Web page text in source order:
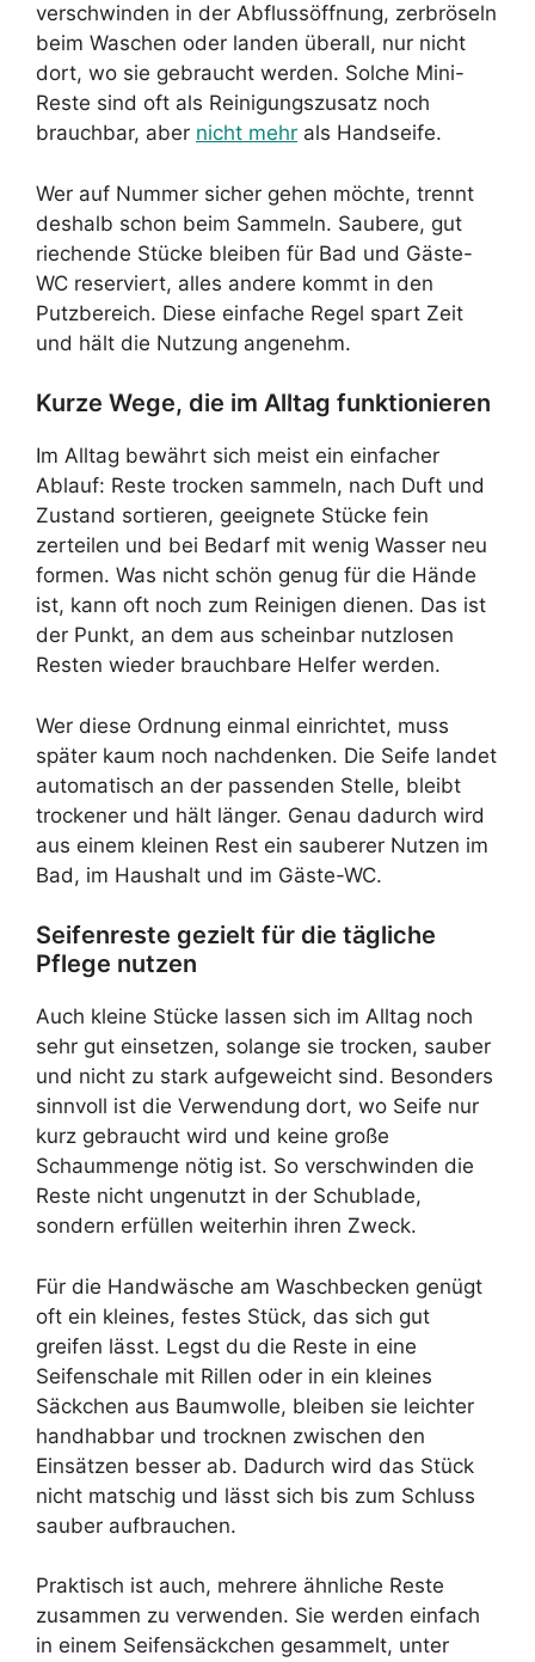
verschwinden in der Abflussöffnung, zerbröseln
beim Waschen oder landen überall, nur nicht
dort, wo sie gebraucht werden. Solche Mini-
Reste sind oft als Reinigungszusatz noch
brauchbar, aber nicht mehr als Handseife.
Wer auf Nummer sicher gehen möchte, trennt
deshalb schon beim Sammeln. Saubere, gut
riechende Stücke bleiben für Bad und Gäste-
WC reserviert, alles andere kommt in den
Putzbereich. Diese einfache Regel spart Zeit
und hält die Nutzung angenehm.
Kurze Wege, die im Alltag funktionieren
Im Alltag bewährt sich meist ein einfacher
Ablauf: Reste trocken sammeln, nach Duft und
Zustand sortieren, geeignete Stücke fein
zerteilen und bei Bedarf mit wenig Wasser neu
formen. Was nicht schön genug für die Hände
ist, kann oft noch zum Reinigen dienen. Das ist
der Punkt, an dem aus scheinbar nutzlosen
Resten wieder brauchbare Helfer werden.
Wer diese Ordnung einmal einrichtet, muss
später kaum noch nachdenken. Die Seife landet
automatisch an der passenden Stelle, bleibt
trockener und hält länger. Genau dadurch wird
aus einem kleinen Rest ein sauberer Nutzen im
Bad, im Haushalt und im Gäste-WC.
Seifenreste gezielt für die tägliche
Pflege nutzen
Auch kleine Stücke lassen sich im Alltag noch
sehr gut einsetzen, solange sie trocken, sauber
und nicht zu stark aufgeweicht sind. Besonders
sinnvoll ist die Verwendung dort, wo Seife nur
kurz gebraucht wird und keine große
Schaummenge nötig ist. So verschwinden die
Reste nicht ungenutzt in der Schublade,
sondern erfüllen weiterhin ihren Zweck.
Für die Handwäsche am Waschbecken genügt
oft ein kleines, festes Stück, das sich gut
greifen lässt. Legst du die Reste in eine
Seifenschale mit Rillen oder in ein kleines
Säckchen aus Baumwolle, bleiben sie leichter
handhabbar und trocknen zwischen den
Einsätzen besser ab. Dadurch wird das Stück
nicht matschig und lässt sich bis zum Schluss
sauber aufbrauchen.
Praktisch ist auch, mehrere ähnliche Reste
zusammen zu verwenden. Sie werden einfach
in einem Seifensäckchen gesammelt, unter